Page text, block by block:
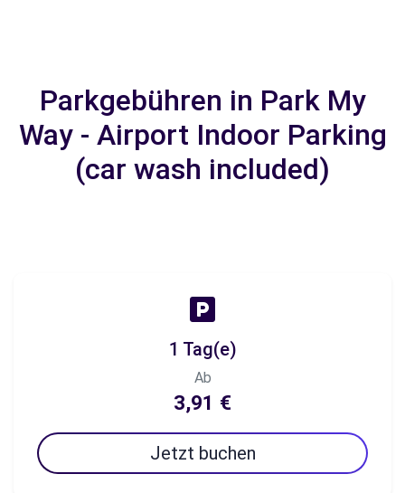
Parkgebühren in Park My
Way - Airport Indoor Parking
(car wash included)
1 Tag(e)
Ab
3,91 €
Jetzt buchen